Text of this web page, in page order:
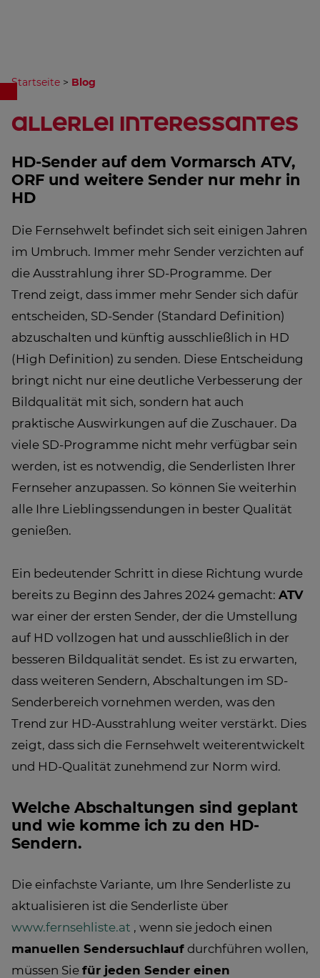
Startseite > Blog
allerlei Interessantes
HD-Sender auf dem Vormarsch ATV,
ORF und weitere Sender nur mehr in
HD
Die Fernsehwelt befindet sich seit einigen Jahren
im Umbruch. Immer mehr Sender verzichten auf
die Ausstrahlung ihrer SD-Programme. Der
Trend zeigt, dass immer mehr Sender sich dafür
entscheiden, SD-Sender (Standard Definition)
abzuschalten und künftig ausschließlich in HD
(High Definition) zu senden. Diese Entscheidung
bringt nicht nur eine deutliche Verbesserung der
Bildqualität mit sich, sondern hat auch
praktische Auswirkungen auf die Zuschauer. Da
viele SD-Programme nicht mehr verfügbar sein
werden, ist es notwendig, die Senderlisten Ihrer
Fernseher anzupassen. So können Sie weiterhin
alle Ihre Lieblingssendungen in bester Qualität
genießen.
Ein bedeutender Schritt in diese Richtung wurde
bereits zu Beginn des Jahres 2024 gemacht: ATV
war einer der ersten Sender, der die Umstellung
auf HD vollzogen hat und ausschließlich in der
besseren Bildqualität sendet. Es ist zu erwarten,
dass weiteren Sendern, Abschaltungen im SD-
Senderbereich vornehmen werden, was den
Trend zur HD-Ausstrahlung weiter verstärkt. Dies
zeigt, dass sich die Fernsehwelt weiterentwickelt
und HD-Qualität zunehmend zur Norm wird.
Welche Abschaltungen sind geplant
und wie komme ich zu den HD-
Sendern.
Die einfachste Variante, um Ihre Senderliste zu
aktualisieren ist die Senderliste über
www.fernsehliste.at , wenn sie jedoch einen
manuellen Sendersuchlauf durchführen wollen,
müssen Sie für jeden Sender einen